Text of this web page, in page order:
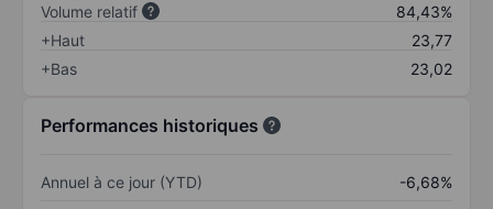
Volume relatif
84,43%
+Haut
23,77
+Bas
23,02
Performances historiques
Annuel à ce jour (YTD)
-6,68%